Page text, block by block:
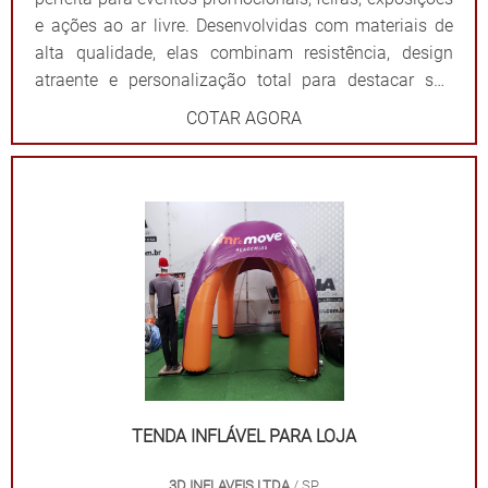
e ações ao ar livre. Desenvolvidas com materiais de
alta qualidade, elas combinam resistência, design
atraente e personalização total para destacar sua
marca de forma impactante. Cada tenda é projetada
ampla visibilidade com cores vibrantes e áreas
mensagem. Além de proteger contra sol ou chuva,
elas criam um ponto de referência visual que atrai o
público e fortalece sua presença em qualquer evento.
Por que escolher as tendas infláveis da 3D Mídia
impressões exclusivas. Praticidade: Fácil transporte,
montagem e desmontagem. Durabilidade: Feitas com
materiais resistentes para uso frequente. Impacto
visual: Garantem destaque em meio a qualquer
COTAR AGORA
TENDA INFLÁVEL PARA LOJA